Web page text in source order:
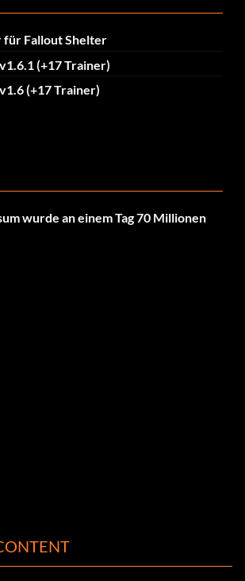
für Fallout Shelter
(+17 Trainer)
(+17 Trainer)
wurde an einem Tag 70 Millionen